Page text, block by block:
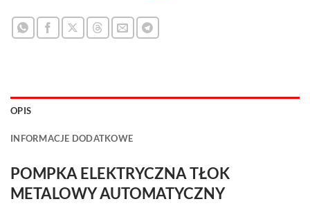
OPIS
INFORMACJE DODATKOWE
POMPKA ELEKTRYCZNA TŁOK
METALOWY AUTOMATYCZNY